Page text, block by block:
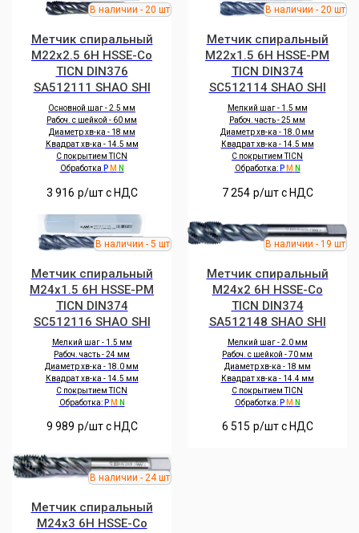
Метчик спиральный
M22x2.5 6H HSSE-Co
TICN DIN376
SA512111 SHAO SHI
Основной шаг - 2.5 мм
Рабоч. с шейкой - 60 мм
Диаметр хв-ка - 18 мм
Квадрат хв-ка - 14.5 мм
С покрытием TICN
Обработка P M N
3 916 р/шт c НДС
Метчик спиральный
M22x1.5 6H HSSE-PM
TICN DIN374
SC512114 SHAO SHI
Мелкий шаг - 1.5 мм
Рабоч. часть - 25 мм
Диаметр хв-ка - 18.0 мм
Квадрат хв-ка - 14.5 мм
С покрытием TICN
Обработка: P M N
7 254 р/шт c НДС
Метчик спиральный
M24x1.5 6H HSSE-PM
TICN DIN374
SC512116 SHAO SHI
Мелкий шаг - 1.5 мм
Рабоч. часть - 24 мм
Диаметр хв-ка - 18.0 мм
Квадрат хв-ка - 14.5 мм
С покрытием TICN
Обработка: P M N
9 989 р/шт c НДС
Метчик спиральный
M24x2 6H HSSE-Co
TICN DIN374
SA512148 SHAO SHI
Мелкий шаг - 2.0 мм
Рабоч. с шейкой - 70 мм
Диаметр хв-ка - 18 мм
Квадрат хв-ка - 14.4 мм
С покрытием TICN
Обработка: P M N
6 515 р/шт c НДС
Метчик спиральный
M24x3 6H HSSE-Co